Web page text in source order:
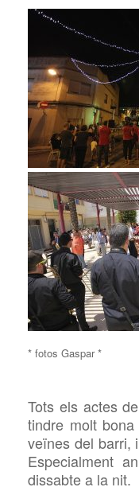
* fotos Gaspar *
Tots els actes
tindre molt
veïnes del barri,
Especialment
dissabte a la nit.